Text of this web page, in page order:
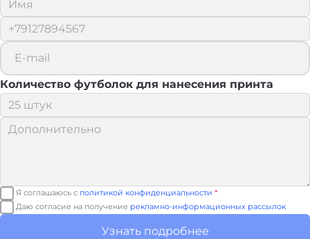
Количество футболок для нанесения принта
Я соглашаюсь с политикой конфиденциальности *
Даю согласие на получение рекламно-информационных рассылок
Узнать подробнее